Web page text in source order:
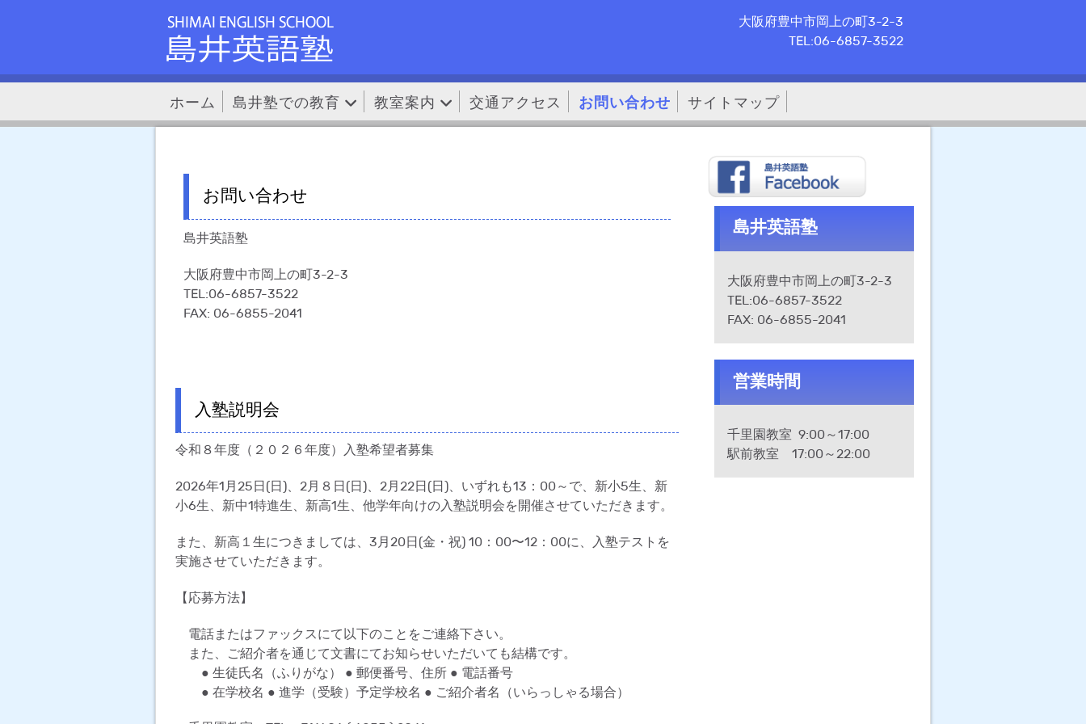
大阪府豊中市岡上の町3-2-3
TEL:06-6857-3522
ホーム 島井塾での教育 教室案内 交通アクセス お問い合わせ サイトマップ
お問い合わせ
島井英語塾
大阪府豊中市岡上の町3-2-3
TEL:06-6857-3522
FAX: 06-6855-2041
入塾説明会
令和８年度（２０２６年度）入塾希望者募集
2026年1月25日(日)、2月８日(日)、2月22日(日)、いずれも13：00～で、新小5生、新
小6生、新中1特進生、新高1生、他学年向けの入塾説明会を開催させていただきます。
また、新高１生につきましては、3月20日(金・祝) 10：00〜12：00に、入塾テストを
実施させていただきます。
【応募方法】
電話またはファックスにて以下のことをご連絡下さい。
また、ご紹介者を通じて文書にてお知らせいただいても結構です。
● 生徒氏名（ふりがな） ● 郵便番号、住所 ● 電話番号
● 在学校名 ● 進学（受験）予定学校名 ● ご紹介者名（いらっしゃる場合）
島井英語塾
大阪府豊中市岡上の町3-2-3
TEL:06-6857-3522
FAX: 06-6855-2041
営業時間
千里園教室 9:00～17:00
駅前教室 17:00～22:00